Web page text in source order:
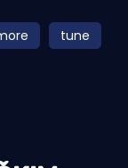
tune